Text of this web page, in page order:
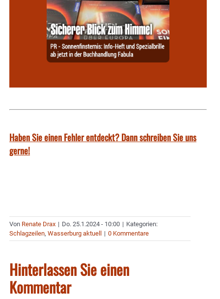
Haben Sie einen Fehler entdeckt? Dann schreiben Sie uns
gerne!
Von Renate Drax | Do. 25.1.2024 - 10:00 | Kategorien:
Schlagzeilen, Wasserburg aktuell | 0 Kommentare
Hinterlassen Sie einen
Kommentar